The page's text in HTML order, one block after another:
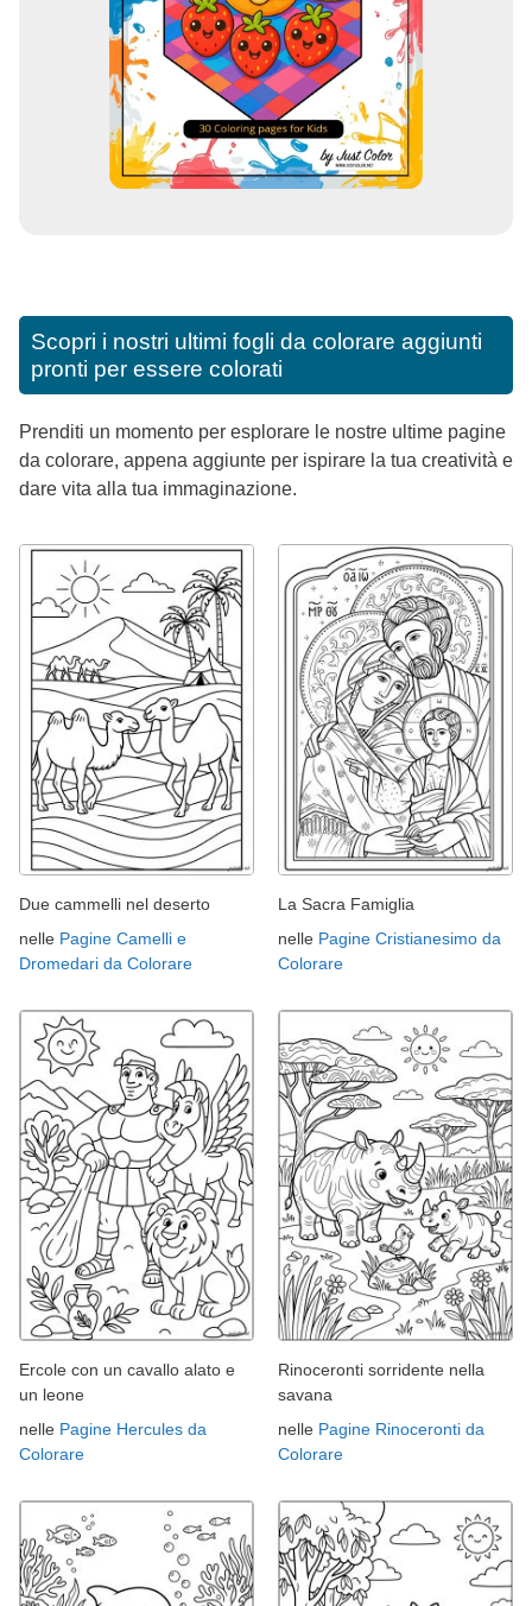
Scopri i nostri ultimi fogli da colorare aggiunti
pronti per essere colorati
Prenditi un momento per esplorare le nostre ultime pagine
da colorare, appena aggiunte per ispirare la tua creatività e
dare vita alla tua immaginazione.
Due cammelli nel deserto
nelle Pagine Camelli e
Dromedari da Colorare
La Sacra Famiglia
nelle Pagine Cristianesimo da
Colorare
Ercole con un cavallo alato e
un leone
nelle Pagine Hercules da
Colorare
Rinoceronti sorridente nella
savana
nelle Pagine Rinoceronti da
Colorare